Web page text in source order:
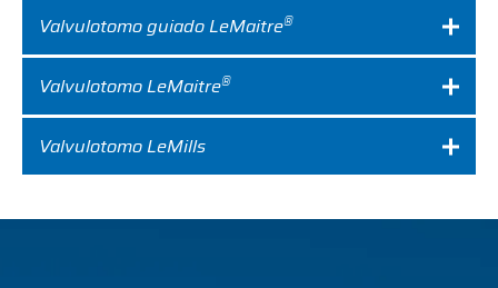
Valvulotomo guiado LeMaitre®
Valvulotomo LeMaitre®
Valvulotomo LeMills